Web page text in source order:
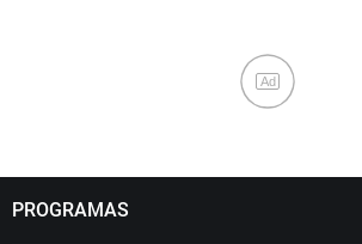
Ad
PROGRAMAS